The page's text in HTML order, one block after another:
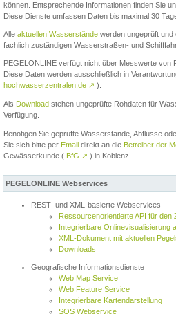
können. Entsprechende Informationen finden Sie
Diese Dienste umfassen Daten bis maximal 30
Alle aktuellen Wasserstände werden ungeprüft
fachlich zuständigen Wasserstraßen- und
PEGELONLINE verfügt nicht über Messwerte von
Diese Daten werden ausschließlich in
hochwasserzentralen.de ↗ ).
Als Download stehen ungeprüfte Rohdaten für
Verfügung.
Benötigen Sie geprüfte Wasserstände, Abflüsse
Sie sich bitte per Email direkt an die Betreiber der
Gewässerkunde ( BfG ↗ ) in Koblenz.
PEGELONLINE Webservices
REST- und XML-basierte Webservices
Ressourcenorientierte API für den
Integrierbare Onlinevisualisierung
XML-Dokument mit aktuellen
Downloads
Geografische Informationsdienste
Web Map Service
Web Feature Service
Integrierbare Kartendarstellung
SOS Webservice